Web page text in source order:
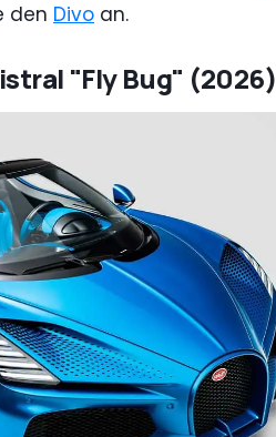
den Divo an.
"Fly Bug" (2026)